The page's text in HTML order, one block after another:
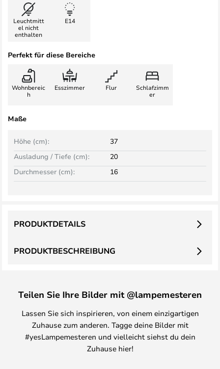
Leuchtmitt
el nicht
enthalten
E14
Perfekt für diese Bereiche
Wohnbereic
h
Esszimmer Flur
Schlafzimm
er
Maße
Höhe (cm):
37
Ausladung / Tiefe (cm):
20
Durchmesser (cm):
16
PRODUKTBESCHREIBUNG
PRODUKTDETAILS
Teilen Sie Ihre Bilder mit @lampemesteren
Lassen Sie sich inspirieren, von einem einzigartigen
Zuhause zum anderen. Tagge deine Bilder mit
#yesLampemesteren und vielleicht siehst du dein
Zuhause hier!